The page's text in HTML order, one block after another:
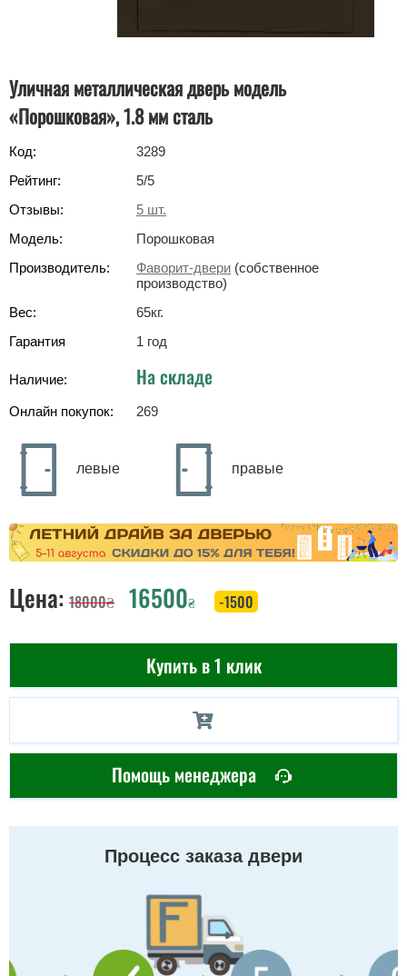
Уличная металлическая дверь модель
«Порошковая», 1.8 мм сталь
Код:
3289
Рейтинг:
5/5
Отзывы:
5 шт.
Модель:
Порошковая
Производитель:
Фаворит-двери (собственное
производство)
Вес:
65кг.
Гарантия
1 год
Наличие: На складе
Онлайн покупок: 269
левые правые
Цена: 18000₴ 16500₴ -1500
Купить в 1 клик
Помощь менеджера
Процесс заказа двери